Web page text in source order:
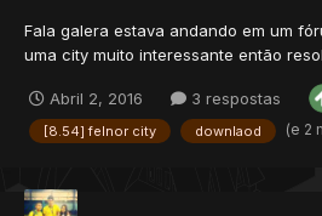
Fala galera estava andando em um
uma city muito interessante então
https://www.virustotal.com/pt/file/
Abril 2, 2016 3 respostas
[8.54] felnor city downlaod (e 2